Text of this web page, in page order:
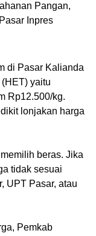
Pangan,
Inpres
di Pasar Kalianda
yaitu
Rp12.500/kg.
lonjakan harga
beras. Jika
tidak sesuai
UPT Pasar, atau
Pemkab